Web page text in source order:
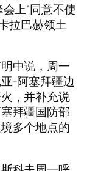
上“同意不使
拉巴赫领土
中说，周一
-阿塞拜疆边
，并补充说
拜疆国防部
多个地点的